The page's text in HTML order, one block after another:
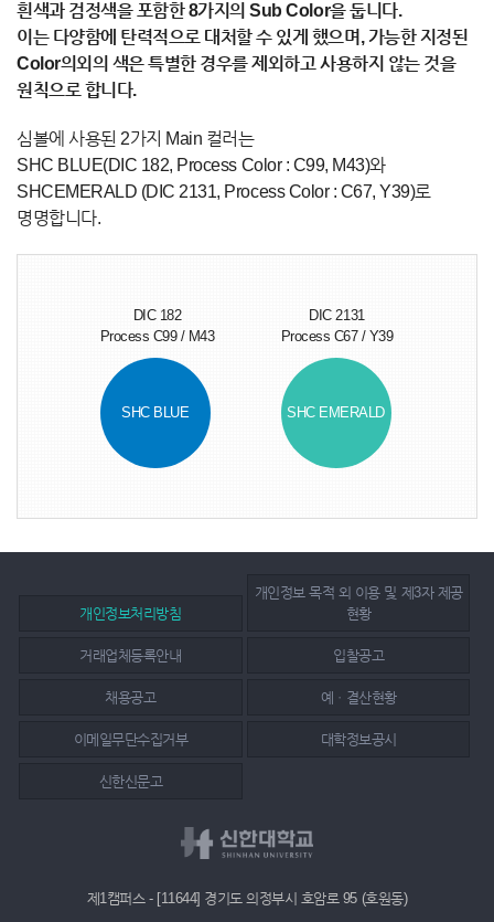
흰색과 검정색을 포함한 8가지의 Sub Color을 둡니다.
이는 다양함에 탄력적으로 대처할 수 있게 했으며, 가능한 지정된
Color의외의 색은 특별한 경우를 제외하고 사용하지 않는 것을
원칙으로 합니다.
심볼에 사용된 2가지 Main 컬러는
SHC BLUE(DIC 182, Process Color : C99, M43)와
SHCEMERALD (DIC 2131, Process Color : C67, Y39)로
명명합니다.
DIC 182
Process C99 / M43
SHC BLUE
DIC 2131
Process C67 / Y39
SHC EMERALD
개인정보처리방침
개인정보 목적 외 이용 및 제3자 제공
현황
거래업체등록안내 입찰공고
채용공고 예ㆍ결산현황
이메일무단수집거부 대학정보공시
신한신문고
제1캠퍼스 - [11644] 경기도 의정부시 호암로 95 (호원동)